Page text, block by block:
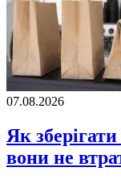
07.08.2026
Як
вони не